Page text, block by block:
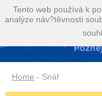
Home - Snář
Tento web používá k
analýze náv?těvnosti